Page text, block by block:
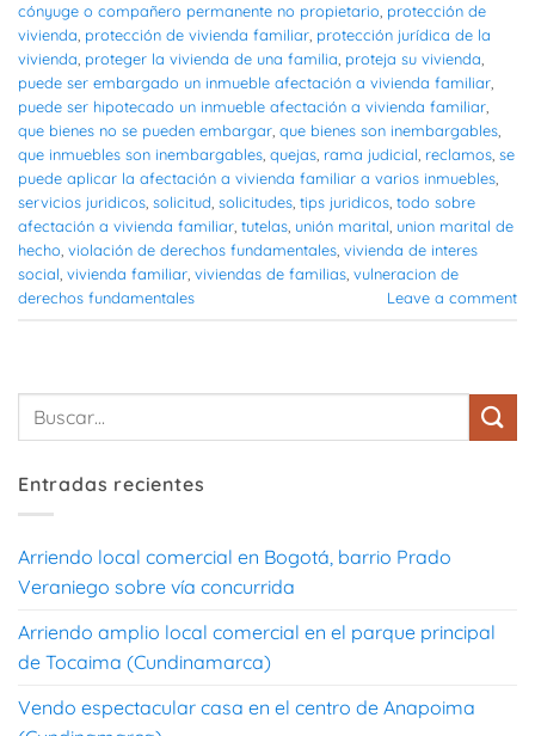
cónyuge o compañero permanente no propietario, protección de
vivienda, protección de vivienda familiar, protección jurídica de la
vivienda, proteger la vivienda de una familia, proteja su vivienda,
puede ser embargado un inmueble afectación a vivienda familiar,
puede ser hipotecado un inmueble afectación a vivienda familiar,
que bienes no se pueden embargar, que bienes son inembargables,
que inmuebles son inembargables, quejas, rama judicial, reclamos, se
puede aplicar la afectación a vivienda familiar a varios inmuebles,
servicios juridicos, solicitud, solicitudes, tips juridicos, todo sobre
afectación a vivienda familiar, tutelas, unión marital, union marital de
hecho, violación de derechos fundamentales, vivienda de interes
social, vivienda familiar, viviendas de familias, vulneracion de
derechos fundamentales
Leave a comment
Entradas recientes
Arriendo local comercial en Bogotá, barrio Prado
Veraniego sobre vía concurrida
Arriendo amplio local comercial en el parque principal
de Tocaima (Cundinamarca)
Vendo espectacular casa en el centro de Anapoima